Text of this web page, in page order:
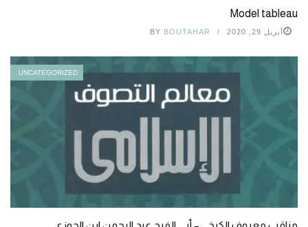
Model tableau
أبريل 29, 2020 BY BOUTAHAR
UNCATEGORIZED